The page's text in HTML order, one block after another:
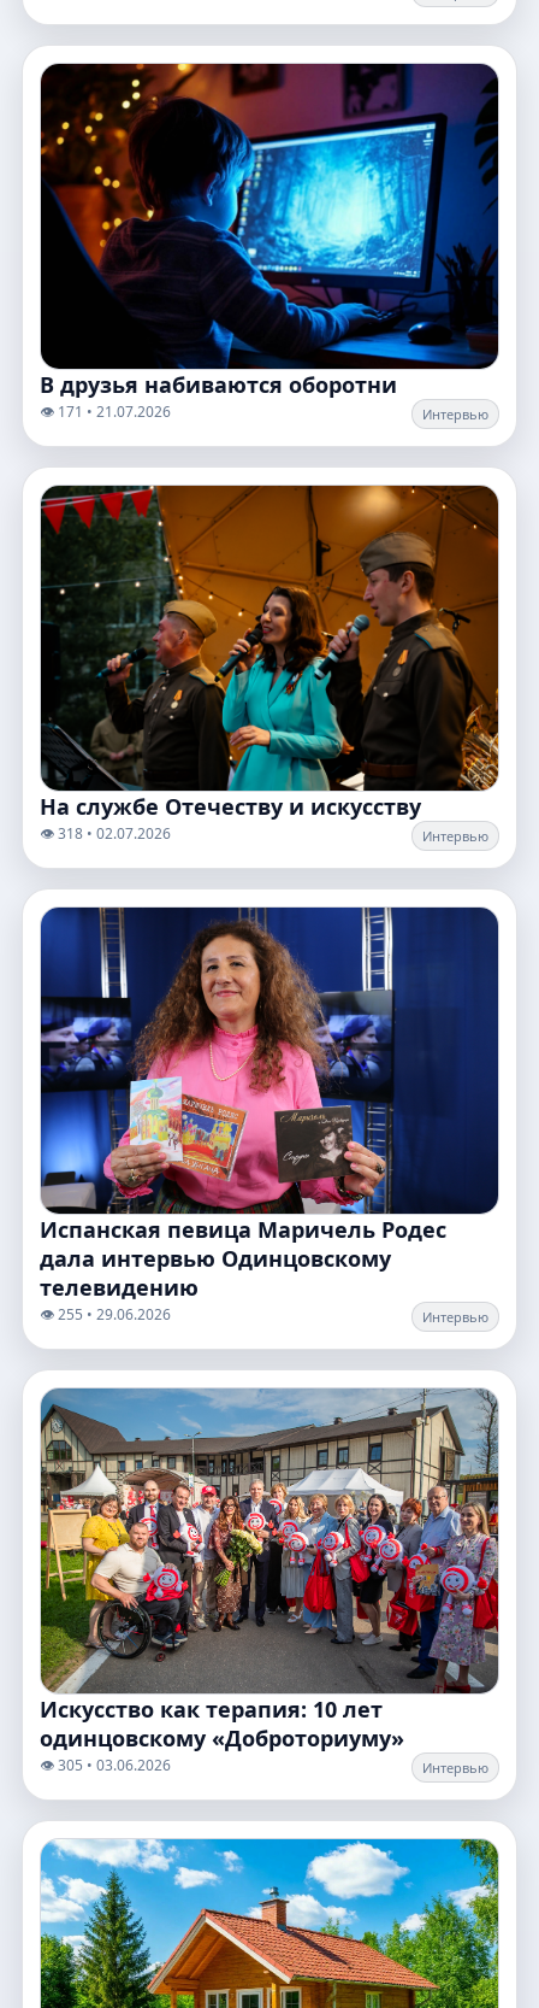
В друзья набиваются оборотни
👁️ 171 • 21.07.2026 Интервью
На службе Отечеству и искусству
👁️ 318 • 02.07.2026 Интервью
Испанская певица Маричель Родес
дала интервью Одинцовскому
телевидению
👁️ 255 • 29.06.2026 Интервью
Искусство как терапия: 10 лет
одинцовскому «Доброториуму»
👁️ 305 • 03.06.2026 Интервью